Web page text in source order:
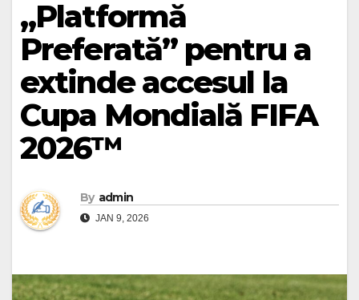
„Platformă
Preferată” pentru a
extinde accesul la
Cupa Mondială FIFA
2026™
By admin
JAN 9, 2026